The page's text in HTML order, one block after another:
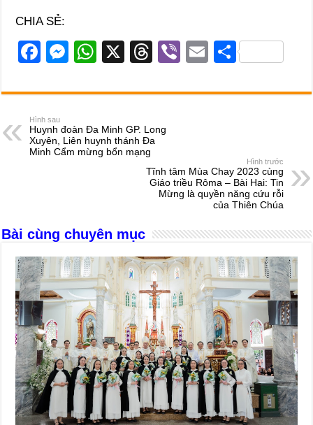
CHIA SẺ:
F
c
e
b
o
M
ss
e
n
g
W
at
s
A
p
X
T
e
d
s
Vi
er
E
ail
S
ar
Hình sau
Huynh đoàn Đa Minh GP. Long
Xuyên, Liên huynh thánh Đa
Minh Cẩm mừng bổn mạng
Hình trước
Tĩnh tâm Mùa Chay 2023 cùng
Giáo triều Rôma – Bài Hai: Tin
Mừng là quyền năng cứu rỗi
của Thiên Chúa
Bài cùng chuyên mục